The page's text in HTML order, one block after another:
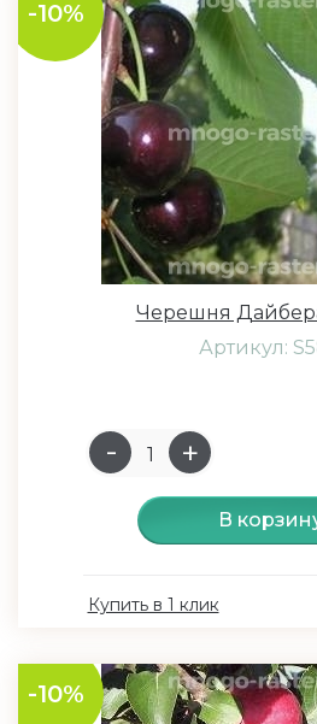
-10%
Черешня
Артикул:
В
Купить в 1 клик
-10%